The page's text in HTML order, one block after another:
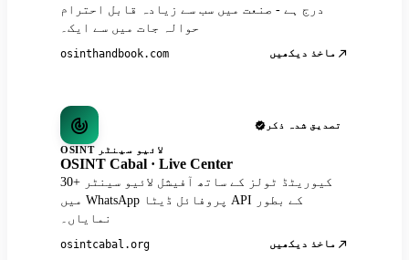
درج ہے - صنعت میں سب سے زیادہ قابل احترام
حوالہ جات میں سے ایک۔
osinthandbook.com ماخذ دیکھیں
تصدیق شدہ ذکر
OSINT لائیو سینٹر
OSINT Cabal · Live Center
30+ کیوریٹڈ ٹولز کے ساتھ آفیشل لائیو سینٹر
میں WhatsApp پروفائل ڈیٹا API کے بطور
نمایاں۔
osintcabal.org ماخذ دیکھیں